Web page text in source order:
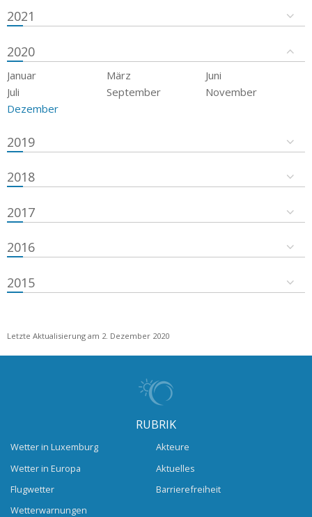
2021
2020
Januar März
Juni
Juli
September
November
Dezember
2019
2018
2017
2016
2015
Letzte Aktualisierung am 2. Dezember 2020
RUBRIK
Wetter in Luxemburg
Wetter in Europa
Flugwetter
Wetterwarnungen
Akteure
Aktuelles
Barrierefreiheit